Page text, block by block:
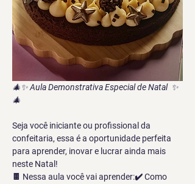
🎄✨ Aula Demonstrativa Especial de Natal ✨
🎄
Seja você iniciante ou profissional da
confeitaria, essa é a oportunidade perfeita
para aprender, inovar e lucrar ainda mais
neste Natal!
🍫 Nessa aula você vai aprender:✔️ Como